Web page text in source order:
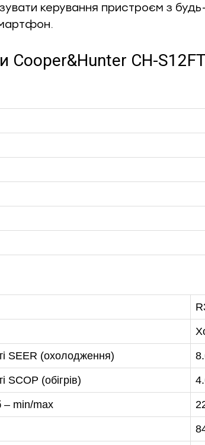
керування пристроєм з
Cooper&Hunter CH-
SEER (охолодження)
SCOP (обігрів)
– min/max